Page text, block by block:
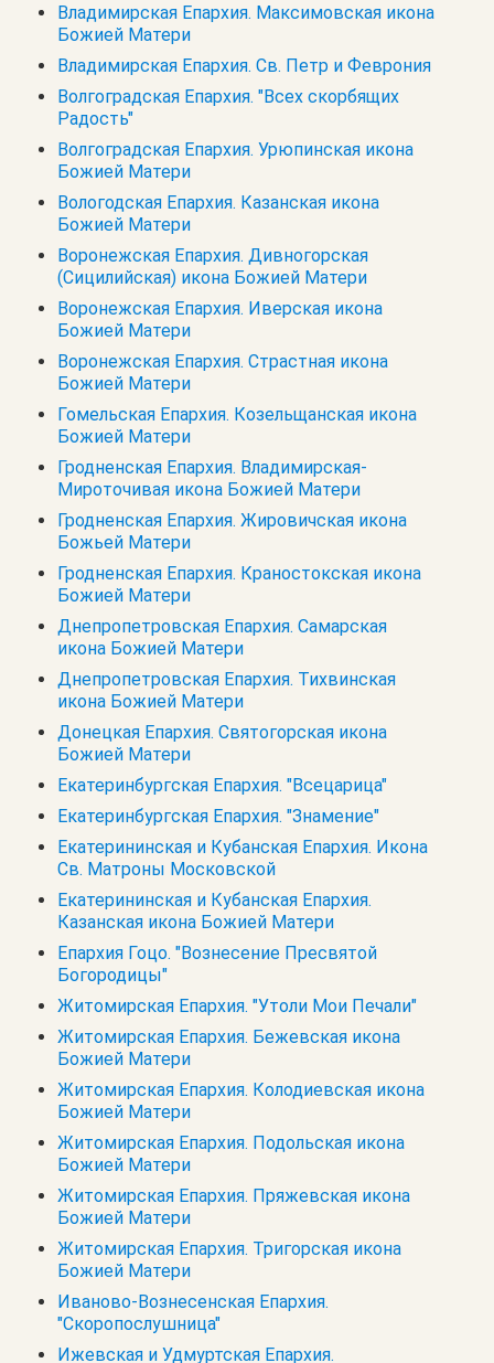
Владимирская Епархия. Максимовская икона
Божией Матери
Владимирская Епархия. Св. Петр и Феврония
Волгоградская Епархия. "Всех скорбящих
Радость"
Волгоградская Епархия. Урюпинская икона
Божией Матери
Вологодская Епархия. Казанская икона
Божией Матери
Воронежская Епархия. Дивногорская
(Сицилийская) икона Божией Матери
Воронежская Епархия. Иверская икона
Божией Матери
Воронежская Епархия. Страстная икона
Божией Матери
Гомельская Епархия. Козельщанская икона
Божией Матери
Гродненская Епархия. Владимирская-
Мироточивая икона Божией Матери
Гродненская Епархия. Жировичская икона
Божьей Матери
Гродненская Епархия. Краностокская икона
Божией Матери
Днепропетровская Епархия. Самарская
икона Божией Матери
Днепропетровская Епархия. Тихвинская
икона Божией Матери
Донецкая Епархия. Святогорская икона
Божией Матери
Екатеринбургская Епархия. "Всецарица"
Екатеринбургская Епархия. "Знамение"
Екатерининская и Кубанская Епархия. Икона
Св. Матроны Московской
Екатерининская и Кубанская Епархия.
Казанская икона Божией Матери
Епархия Гоцо. "Вознесение Пресвятой
Богородицы"
Житомирская Епархия. "Утоли Мои Печали"
Житомирская Епархия. Бежевская икона
Божией Матери
Житомирская Епархия. Колодиевская икона
Божией Матери
Житомирская Епархия. Подольская икона
Божией Матери
Житомирская Епархия. Пряжевская икона
Божией Матери
Житомирская Епархия. Тригорская икона
Божией Матери
Иваново-Вознесенская Епархия.
"Скоропослушница"
Ижевская и Удмуртская Епархия.